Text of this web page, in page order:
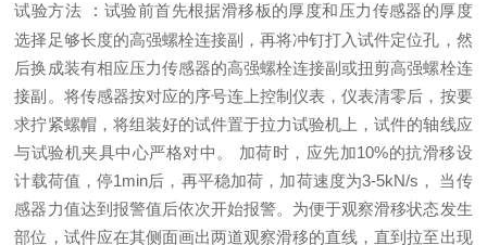
试验方法 ： 试验前首先根据滑移板的厚度和压力传感器的厚度
选择足够长度的高强螺栓连接副，再将冲钉打入试件定位孔，然
后换成装有相应压力传感器的高强螺栓连接副或扭剪高强螺栓连
接副。将传感器按对应的序号连上控制仪表，仪表清零后，按要
求拧紧螺帽，将组装好的试件置于拉力试验机上，试件的轴线应
与试验机夹具中心严格对中。
加荷时，应先加10%的抗滑移设
计载荷值，停1min后，再平稳加荷，加荷速度为3-5kN/s， 当传
感器力值达到报警值后依次开始报警。为便于观察滑移状态发生
部位，试件应在其侧面画出两道观察滑移的直线，直到拉至出现